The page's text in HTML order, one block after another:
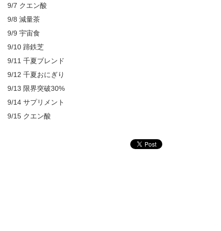
9/7 クエン酸
9/8 減量茶
9/9 宇宙食
9/10 蹄鉄芝
9/11 千夏ブレンド
9/12 千夏おにぎり
9/13 限界突破30%
9/14 サプリメント
9/15 クエン酸